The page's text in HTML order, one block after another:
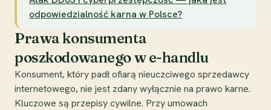
odpowiedzialność karna w Polsce?
Prawa konsumenta
poszkodowanego w e-handlu
Konsument, który padł ofiarą nieuczciwego sprzedawcy
internetowego, nie jest zdany wyłącznie na prawo karne.
Kluczowe są przepisy cywilne. Przy umowach